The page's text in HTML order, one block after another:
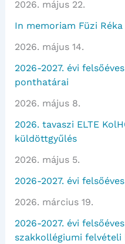
2026. május 22.
In memoriam Füzi Réka
2026. május 14.
2026-2027. évi
ponthatárai
2026. május 8.
2026. tavaszi ELTE
küldöttgyűlés
2026. május 5.
2026-2027. évi
2026. március 19.
2026-2027. évi
szakkollégiumi felvételi